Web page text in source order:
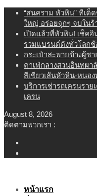
Skip
content
“สนคราม หัวหิน” ทีเด็
ใหญ่ อร่อยจุกๆ จบในร้
เปิดแล้วที่หัวหิน! เช็คอิ
รวมแบรนด์ดังทั่วโลก
กระเป๋าสะพายข้างผู้ช
คาเฟ่กลางสวนอินทผา
สีเขียวเส้นหัวหิน-หนอ
บริการเช่ารถเครนรา
เครน
August 8, 2026
ติดตามพวกเรา :
หน้าแรก